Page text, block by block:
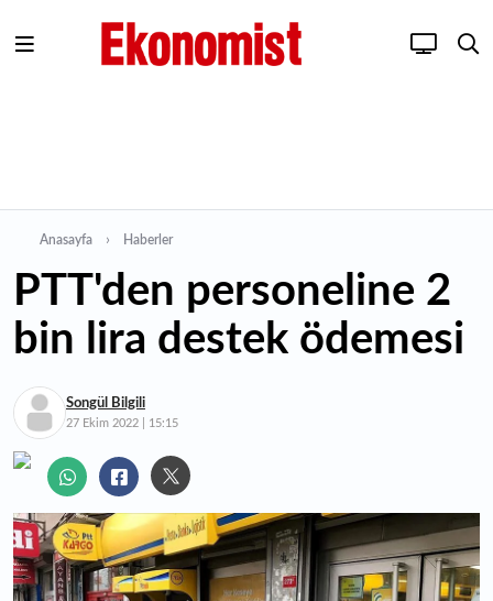
Anasayfa Haberler
PTT'den personeline 2
bin lira destek ödemesi
Songül Bilgili
27 Ekim 2022 | 15:15